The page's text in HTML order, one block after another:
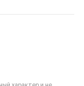
характер и не